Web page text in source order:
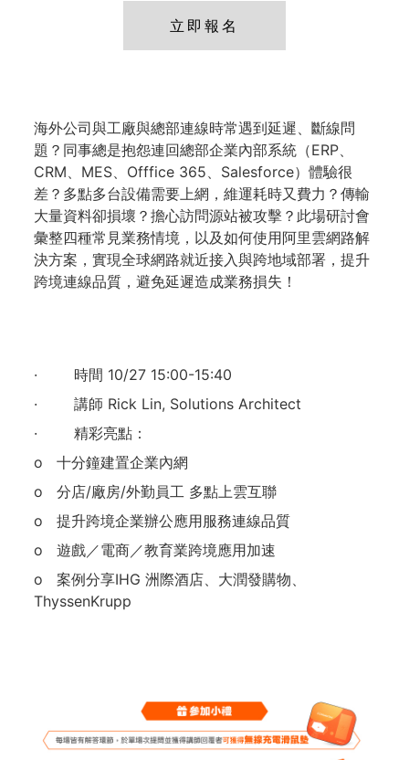
立即報名
海外公司與工廠與總部連線時常遇到延遲、斷線問
題？同事總是抱怨連回總部企業內部系統（ERP、
CRM、MES、Offfice 365、Salesforce）體驗很
差？多點多台設備需要上網，維運耗時又費力？傳輸
大量資料卻損壞？擔心訪問源站被攻擊？此場研討會
彙整四種常見業務情境，以及如何使用阿里雲網路解
決方案，實現全球網路就近接入與跨地域部署，提升
跨境連線品質，避免延遲造成業務損失！
· 時間 10/27 15:00-15:40
· 講師 Rick Lin, Solutions Architect
· 精彩亮點：
o 十分鐘建置企業內網
o 分店/廠房/外勤員工 多點上雲互聯
o 提升跨境企業辦公應用服務連線品質
o 遊戲／電商／教育業跨境應用加速
o 案例分享IHG 洲際酒店、大潤發購物、
ThyssenKrupp